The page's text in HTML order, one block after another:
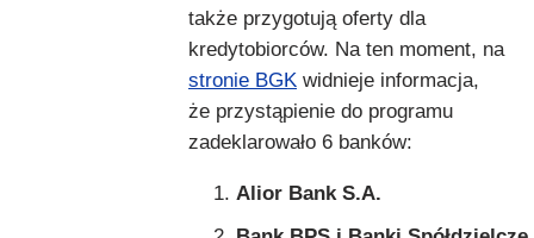
także przygotują oferty dla
kredytobiorców. Na ten moment, na
stronie BGK widnieje informacja,
że przystąpienie do programu
zadeklarowało 6 banków:
Alior Bank S.A.